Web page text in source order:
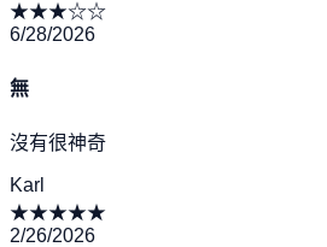
★★★☆☆
6/28/2026
無
沒有很神奇
Karl
★★★★★
2/26/2026